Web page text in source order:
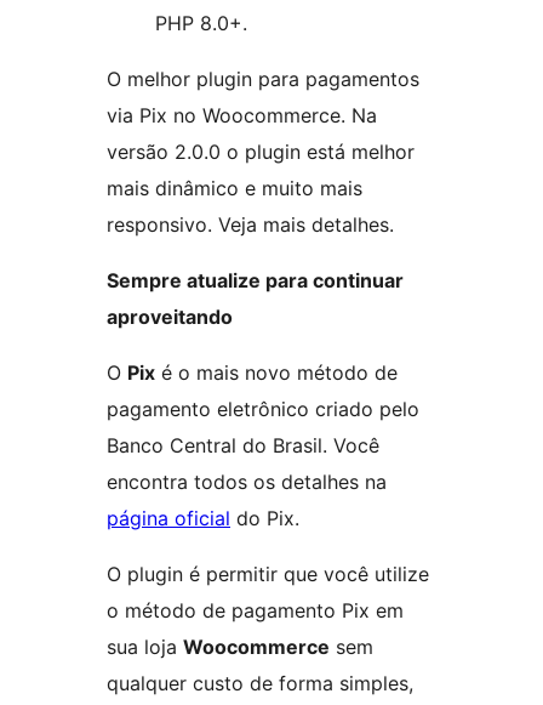
PHP 8.0+.
O melhor plugin para pagamentos
via Pix no Woocommerce. Na
versão 2.0.0 o plugin está melhor
mais dinâmico e muito mais
responsivo. Veja mais detalhes.
Sempre atualize para continuar
aproveitando
O Pix é o mais novo método de
pagamento eletrônico criado pelo
Banco Central do Brasil. Você
encontra todos os detalhes na
página oficial do Pix.
O plugin é permitir que você utilize
o método de pagamento Pix em
sua loja Woocommerce sem
qualquer custo de forma simples,